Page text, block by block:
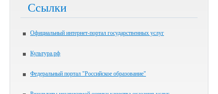
Ссылки
Официальный интернет-портал государственных услуг
Культура.рф
Федеральный портал "Российское образование"